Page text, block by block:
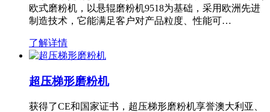
欧式磨粉机，以悬辊磨粉机9518为基础，采用欧洲先进
制造技术，它能满足客户对产品粒度、性能可…
了解详情
超压梯形磨粉机
获得了CE和国家证书，超压梯形磨粉机享誉澳大利亚、